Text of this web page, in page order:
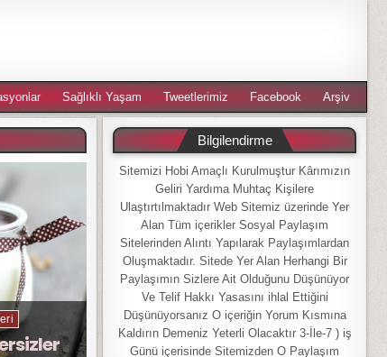
Sağlıklı Yaşam Tweetlerimiz Facebook Arşiv
Bilgilendirme
Sitemizi Hobi Amaçlı Kurulmuştur Kârımızın
Geliri Yardıma Muhtaç Kişilere
Ulaştırtılmaktadır Web Sitemiz üzerinde Yer
Alan Tüm içerikler Sosyal Paylaşım
Sitelerinden Alıntı Yapılarak Paylaşımlardan
Oluşmaktadır. Sitede Yer Alan Herhangi Bir
Paylaşımın Sizlere Ait Olduğunu Düşünüyor
Ve Telif Hakkı Yasasını ihlal Ettiğini
Düşünüyorsanız O içeriğin Yorum Kısmına
Kaldırın Demeniz Yeterli Olacaktır 3-İle-7 ) iş
Günü içerisinde Sitemizden O Paylaşım